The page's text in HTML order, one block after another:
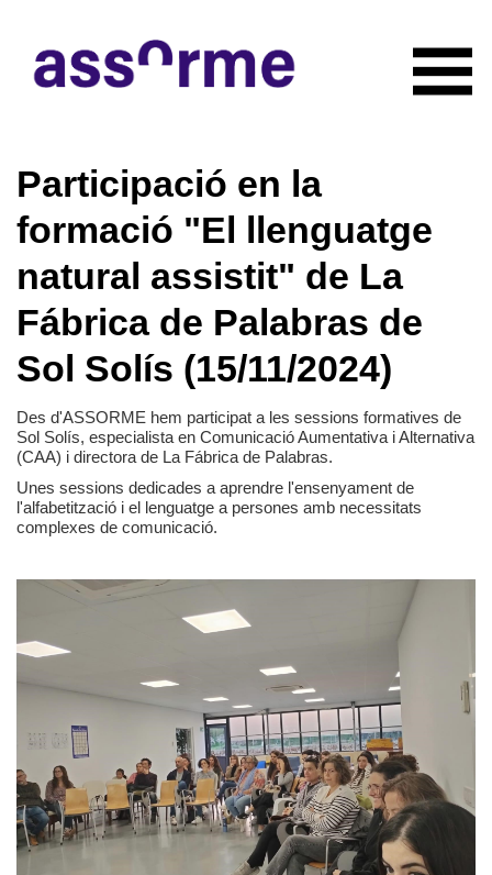
NOTICIAS
CONÓCENOS
Quiénes somos
Organigrama
Actividades
Documentación
COLABORADORES
RECURSOS
CONTACTO
HAZTE SOCIO
Mapa de la Web
Participació en la
formació "El llenguatge
natural assistit" de La
Fábrica de Palabras de
Sol Solís (15/11/2024)
Des d'ASSORME hem participat a les sessions formatives de
Sol Solís, especialista en Comunicació Aumentativa i Alternativa
(CAA) i directora de La Fábrica de Palabras.
Unes sessions dedicades a aprendre l'ensenyament de
l'alfabetització i el lenguatge a persones amb necessitats
complexes de comunicació.